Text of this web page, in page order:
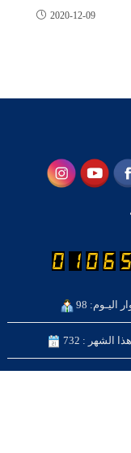
2020-12-09
اليـوم: 98
الشهر : 732